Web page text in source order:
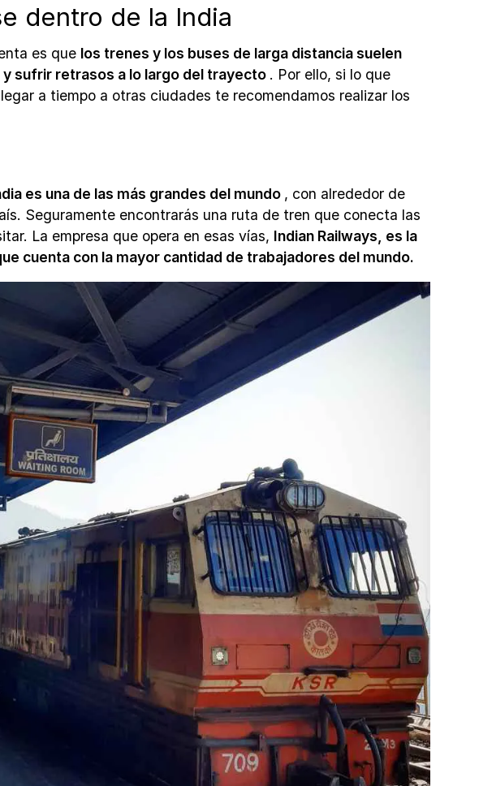
dentro de la India
es que los trenes y los buses de larga distancia suelen
sufrir retrasos a lo largo del trayecto . Por ello, si lo que
a tiempo a otras ciudades te recomendamos realizar los
es una de las más grandes del mundo , con alrededor de
Seguramente encontrarás una ruta de tren que conecta las
La empresa que opera en esas vías, Indian Railways, es la
cuenta con la mayor cantidad de trabajadores del mundo.